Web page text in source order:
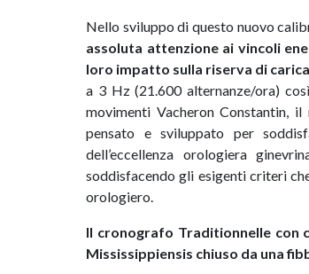
Nello sviluppo di questo nuovo
assoluta attenzione ai vincoli
loro impatto sulla riserva di
a 3 Hz (21.600 alternanze/ora)
movimenti Vacheron Constantin,
pensato e sviluppato per
dell’eccellenza orologiera
soddisfacendo gli esigenti criteri
orologiero.
Il cronografo Traditionnelle con
Mississippiensis chiuso da una